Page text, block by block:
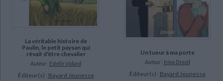
Osborne, Mary Pope (162)
livre (4409)
La véritable histoire de
Paulin, le petit paysan qui
rêvait d'être chevalier
Auteur : Estelle Vidard
Éditeur(s) : Bayard Jeunesse
Un tueur à ma porte
Auteur : Irina Drozd
Éditeur(s) : Bayard Jeunesse